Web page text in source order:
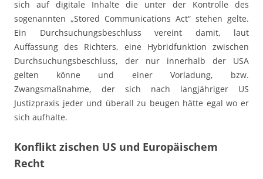
sich auf digitale Inhalte die unter der Kontrolle des
sogenannten „Stored Communications Act“ stehen gelte.
Ein Durchsuchungsbeschluss vereint damit, laut
Auffassung des Richters, eine Hybridfunktion zwischen
Durchsuchungsbeschluss, der nur innerhalb der USA
gelten könne und einer Vorladung, bzw.
Zwangsmaßnahme, der sich nach langjähriger US
Justizpraxis jeder und überall zu beugen hätte egal wo er
sich aufhalte.
Konflikt zischen US und Europäischem
Recht